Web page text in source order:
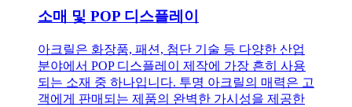
소매 및 POP 디스플레이
아크릴은 화장품, 패션, 첨단 기술 등 다양한 산업
분야에서 POP 디스플레이 제작에 가장 흔히 사용
되는 소재 중 하나입니다. 투명 아크릴의 매력은 고
객에게 판매되는 제품의 완벽한 가시성을 제공한